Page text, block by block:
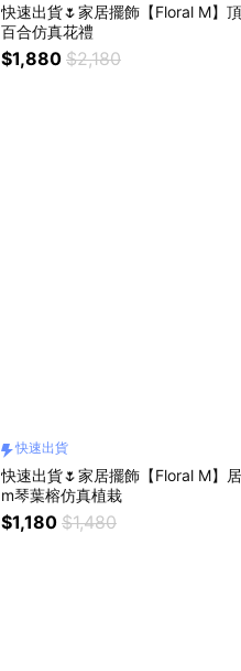
快速出貨🌷家居擺飾【Floral M】
百合仿真花禮
$1,880 $2,180
快速出貨
快速出貨🌷家居擺飾【Floral M】
m琴葉榕仿真植栽
$1,180 $1,480